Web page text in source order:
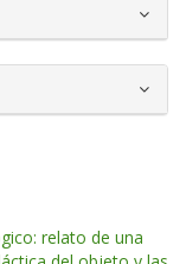
relato de una